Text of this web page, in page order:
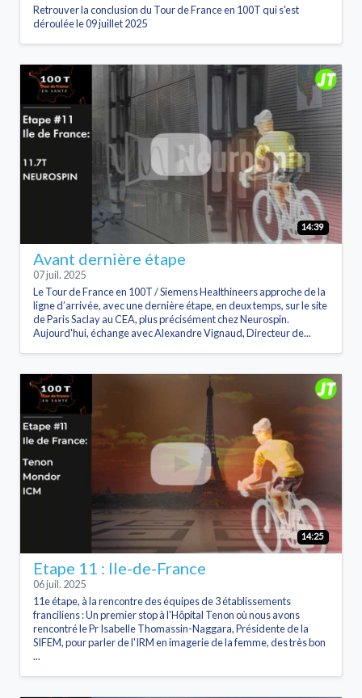
Retrouver la conclusion du Tour de France en 100T qui s'est
déroulée le 09 juillet 2025
14:39
Avant dernière étape
07 juil. 2025
Le Tour de France en 100T / Siemens Healthineers approche de la
ligne d’arrivée, avec une dernière étape, en deux temps, sur le site
de Paris Saclay au CEA, plus précisément chez Neurospin.
Aujourd'hui, échange avec Alexandre Vignaud, Directeur de...
14:25
Etape 11 : Ile-de-France
06 juil. 2025
11e étape, à la rencontre des équipes de 3 établissements
franciliens : Un premier stop à l'Hôpital Tenon où nous avons
rencontré le Pr Isabelle Thomassin-Naggara, Présidente de la
SIFEM, pour parler de l'IRM en imagerie de la femme, des très bon
...